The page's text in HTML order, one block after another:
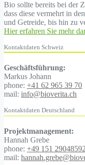
Bio sollte bereits bei der
dass diese vermehrt in
und Getreide, bis hin zu
Hier erfahren Sie mehr
Kontaktdaten Schweiz
Geschäftsführung:
Markus Johann
phone: +41 62 965 39 70
mail: info@bioverita.ch
Kontaktdaten Deutschland
Projektmanagement:
Hannah Grebe
phone: +49 151 29048592
mail: